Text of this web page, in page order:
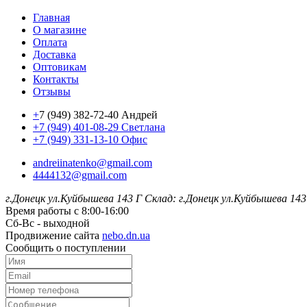
Главная
О магазине
Оплата
Доставка
Оптовикам
Контакты
Отзывы
+7 (949) 382-72-40 Андрей
+7 (949) 401-08-29 Светлана
+7 (949) 331-13-10 Офис
andreiinatenko@gmail.com
4444132@gmail.com
г.Донецк ул.Куйбышева 143 Г Склад: г.Донецк ул.Куйбышева
Время работы с 8:00-16:00
Сб-Вс - выходной
Продвижение сайта nebo.dn.ua
Сообщить о поступлении